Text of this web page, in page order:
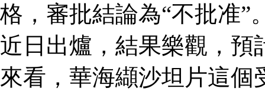
格，審批結論為“不批准”
近日出爐，結果樂觀，預
來看，華海纈沙坦片這個